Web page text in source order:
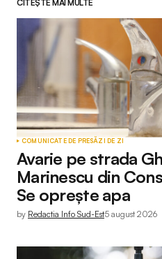
CITEȘTE MAI MULTE
COMUNICATE DE PRESĂZI DE ZI
Avarie pe strada
Marinescu din
Se oprește apa
by Redactia Info Sud-Est5 august 2026